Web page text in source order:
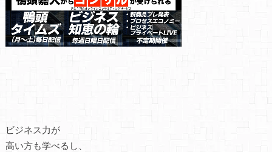
ビジネス力が
高い方も学べるし、